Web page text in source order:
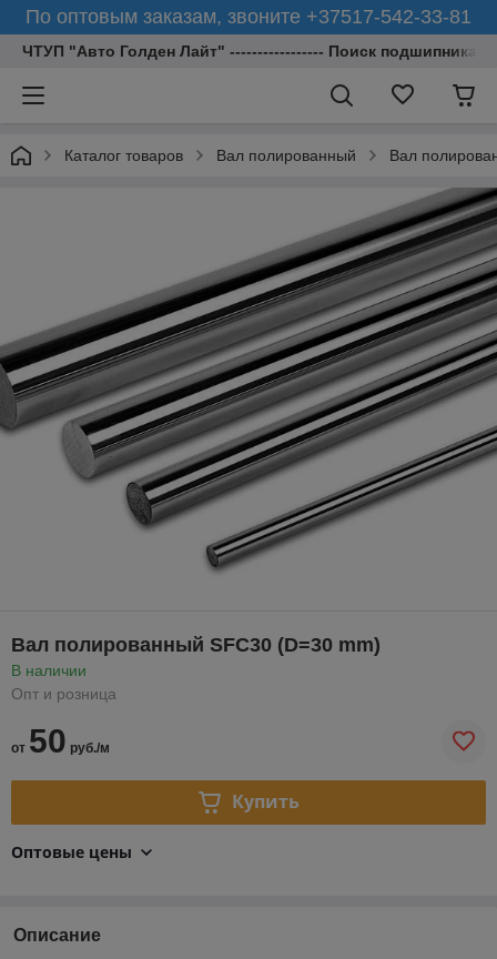
По оптовым заказам, звоните +37517-542-33-81
ЧТУП "Авто Голден Лайт" ----------------- Поиск подшипника
Каталог товаров Вал полированный Вал
Вал полированный SFC30 (D=30 mm)
В наличии
Опт и розница
от 50 руб./м
Купить
Оптовые цены
Описание